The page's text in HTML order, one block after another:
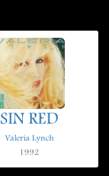
SIN RED
Valeria Lynch
1992